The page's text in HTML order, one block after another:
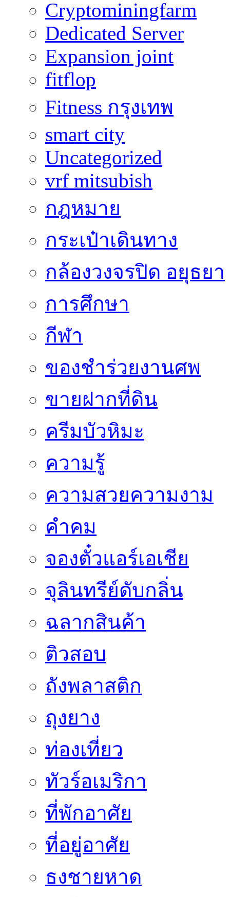
Cryptominingfarm
Dedicated Server
Expansion joint
fitflop
Fitness กรุงเทพ
smart city
Uncategorized
vrf mitsubish
กฎหมาย
กระเป๋าเดินทาง
กล้องวงจรปิด อยุธยา
การศึกษา
กีฬา
ของชำร่วยงานศพ
ขายฝากที่ดิน
ครีมบัวหิมะ
ความรู้
ความสวยความงาม
คำคม
จองตั๋วแอร์เอเชีย
จุลินทรีย์ดับกลิ่น
ฉลากสินค้า
ติวสอบ
ถังพลาสติก
ถุงยาง
ท่องเที่ยว
ทัวร์อเมริกา
ที่พักอาศัย
ที่อยู่อาศัย
ธงชายหาด